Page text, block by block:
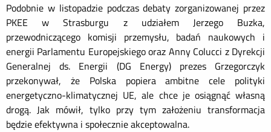
Podobnie w listopadzie podczas debaty zorganizowanej przez
PKEE w Strasburgu z udziałem Jerzego Buzka,
przewodniczącego komisji przemysłu, badań naukowych i
energii Parlamentu Europejskiego oraz Anny Colucci z Dyrekcji
Generalnej ds. Energii (DG Energy) prezes Grzegorczyk
przekonywał, że Polska popiera ambitne cele polityki
energetyczno-klimatycznej UE, ale chce je osiągnąć własną
drogą. Jak mówił, tylko przy tym założeniu transformacja
będzie efektywna i społecznie akceptowalna.